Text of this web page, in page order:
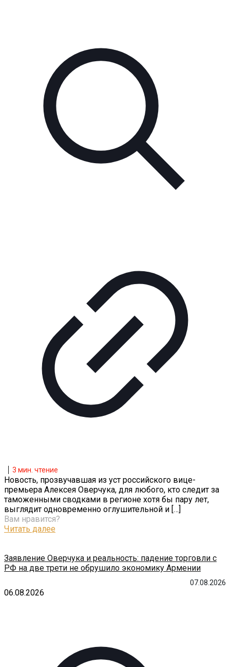
07.08.2026
Заявление Оверчука и реальность: падение торговли с
РФ на две трети не обрушило экономику Армении
3 мин. чтение
Новость, прозвучавшая из уст российского вице-
премьера Алексея Оверчука, для любого, кто следит за
таможенными сводками в регионе хотя бы пару лет,
выглядит одновременно оглушительной и […]
Вам нравится?
Читать далее
06.08.2026